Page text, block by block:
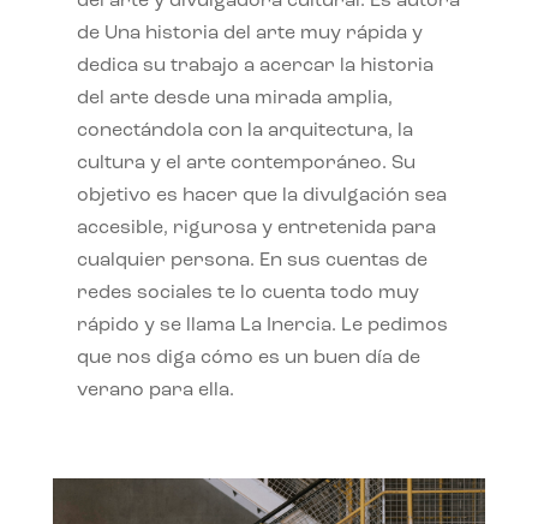
de Una historia del arte muy rápida y
dedica su trabajo a acercar la historia
del arte desde una mirada amplia,
conectándola con la arquitectura, la
cultura y el arte contemporáneo. Su
objetivo es hacer que la divulgación sea
accesible, rigurosa y entretenida para
cualquier persona. En sus cuentas de
redes sociales te lo cuenta todo muy
rápido y se llama La Inercia. Le pedimos
que nos diga cómo es un buen día de
verano para ella.